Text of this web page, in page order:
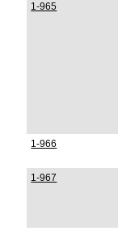
1-965
1-966
1-967